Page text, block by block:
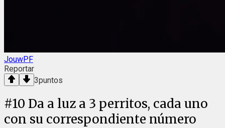
JouwPF
Reportar
3puntos
#10 Da a luz a 3 perritos, cada uno
con su correspondiente número